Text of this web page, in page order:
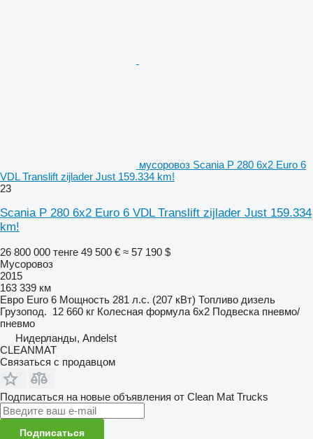
мусоровоз Scania P 280 6x2 Euro 6
VDL Translift zijlader Just 159.334 km!
23
Scania P 280 6x2 Euro 6 VDL Translift zijlader Just 159.334
km!
26 800 000 тенге 49 500 € ≈ 57 190 $
Мусоровоз
2015
163 339 км
Евро Euro 6 Мощность 281 л.с. (207 кВт) Топливо дизель
Грузопод. 12 660 кг Колесная формула 6x2 Подвеска пневмо/
пневмо
Нидерланды, Andelst
CLEANMAT
Связаться с продавцом
Подписаться на новые объявления от Clean Mat Trucks
Подписаться